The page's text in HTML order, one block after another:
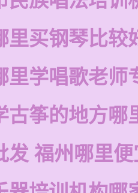
里买钢琴比较
里学唱歌老师
古筝的地方哪
发 福州哪里便